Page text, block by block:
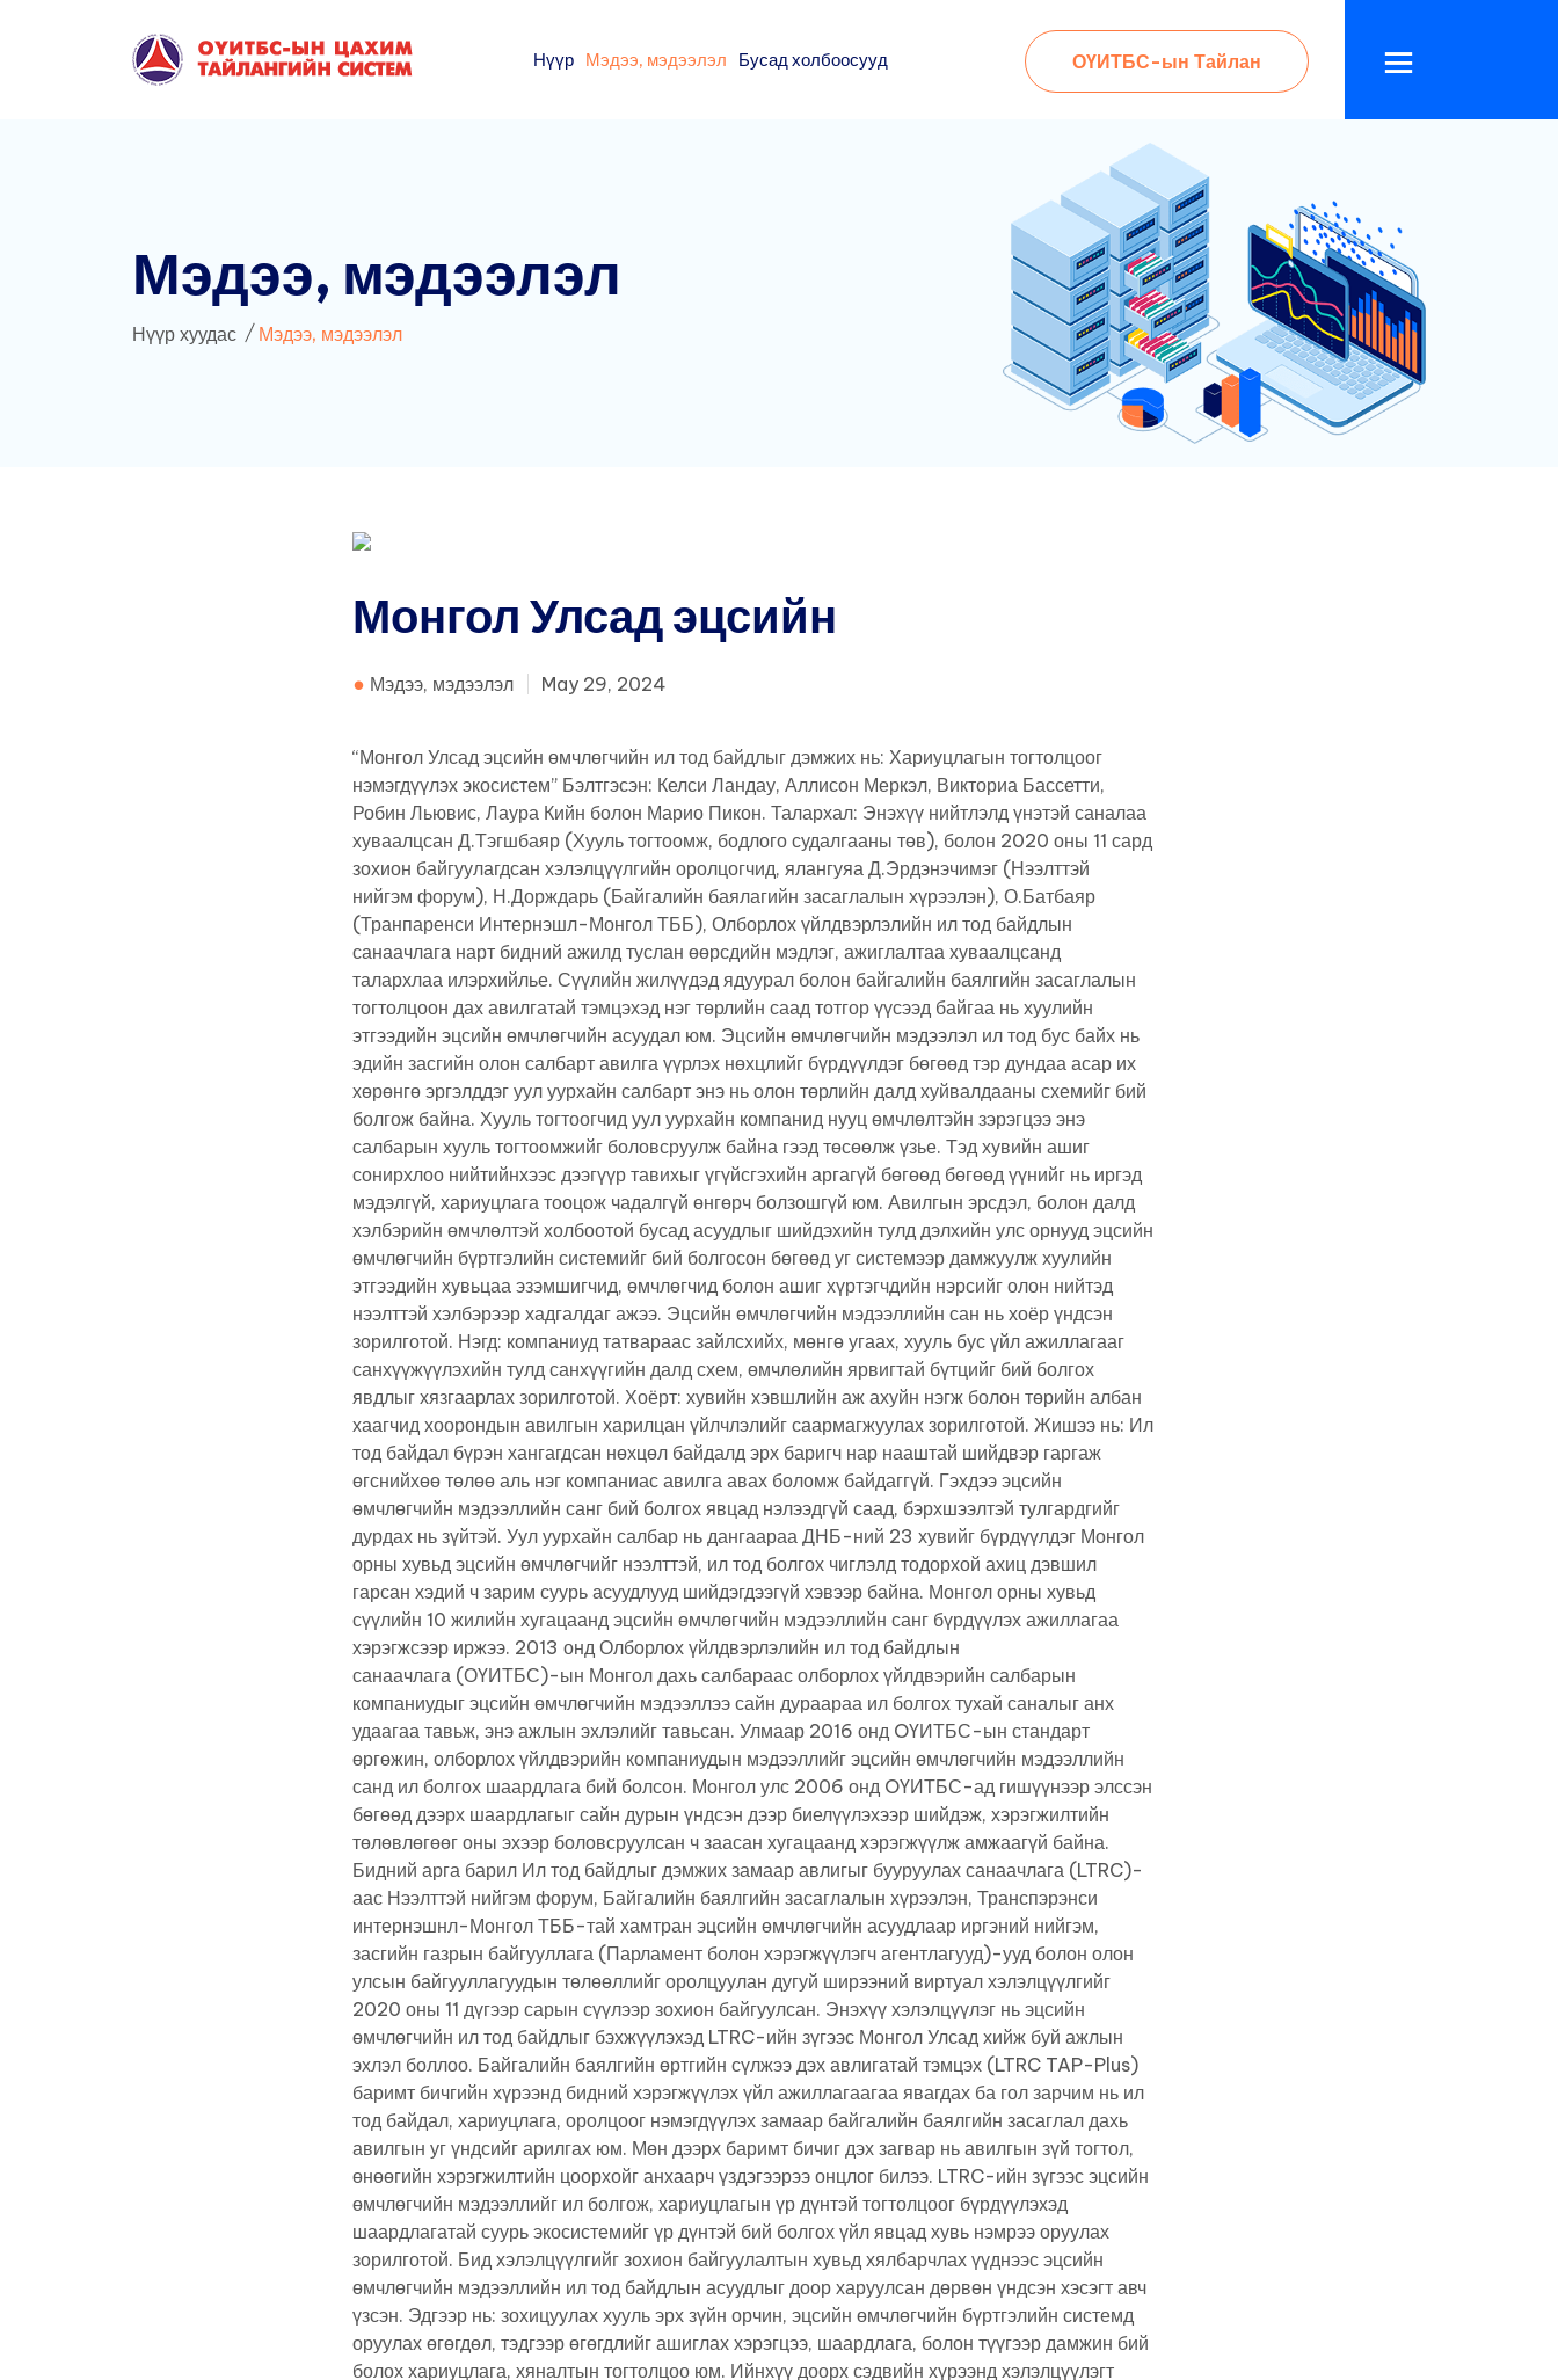
Нүүр Мэдээ, мэдээлэл Бусад холбоосууд ОҮИТБС-ын Тайлан
Мэдээ, мэдээлэл
Нүүр хуудас Мэдээ, мэдээлэл
Монгол Улсад эцсийн
өмчлөгчийн ил тод байдлыг
Мэдээ, мэдээлэл May 29, 2024
“Монгол Улсад эцсийн өмчлөгчийн ил тод байдлыг дэмжих нь: Хариуцлагын тогтолцоог
нэмэгдүүлэх экосистем” Бэлтгэсэн: Келси Ландау, Аллисон Меркэл, Викториа Бассетти,
Робин Льювис, Лаура Кийн болон Марио Пикон. Талархал: Энэхүү нийтлэлд үнэтэй саналаа
хуваалцсан Д.Тэгшбаяр (Хууль тогтоомж, бодлого судалгааны төв), болон 2020 оны 11 сард
зохион байгуулагдсан хэлэлцүүлгийн оролцогчид, ялангуяа Д.Эрдэнэчимэг (Нээлттэй
нийгэм форум), Н.Дорждарь (Байгалийн баялагийн засаглалын хүрээлэн), О.Батбаяр
(Транпаренси Интернэшл-Монгол ТББ), Олборлох үйлдвэрлэлийн ил тод байдлын
санаачлага нарт бидний ажилд туслан өөрсдийн мэдлэг, ажиглалтаа хуваалцсанд
талархлаа илэрхийлье. Сүүлийн жилүүдэд ядуурал болон байгалийн баялгийн засаглалын
тогтолцоон дах авилгатай тэмцэхэд нэг төрлийн саад тотгор үүсээд байгаа нь хуулийн
этгээдийн эцсийн өмчлөгчийн асуудал юм. Эцсийн өмчлөгчийн мэдээлэл ил тод бус байх нь
эдийн засгийн олон салбарт авилга үүрлэх нөхцлийг бүрдүүлдэг бөгөөд тэр дундаа асар их
хөрөнгө эргэлддэг уул уурхайн салбарт энэ нь олон төрлийн далд хуйвалдааны схемийг бий
болгож байна. Хууль тогтоогчид уул уурхайн компанид нууц өмчлөлтэйн зэрэгцээ энэ
салбарын хууль тогтоомжийг боловсруулж байна гээд төсөөлж үзье. Тэд хувийн ашиг
сонирхлоо нийтийнхээс дээгүүр тавихыг үгүйсгэхийн аргагүй бөгөөд бөгөөд үүнийг нь иргэд
мэдэлгүй, хариуцлага тооцож чадалгүй өнгөрч болзошгүй юм. Авилгын эрсдэл, болон далд
хэлбэрийн өмчлөлтэй холбоотой бусад асуудлыг шийдэхийн тулд дэлхийн улс орнууд эцсийн
өмчлөгчийн бүртгэлийн системийг бий болгосон бөгөөд уг системээр дамжуулж хуулийн
этгээдийн хувьцаа эзэмшигчид, өмчлөгчид болон ашиг хүртэгчдийн нэрсийг олон нийтэд
нээлттэй хэлбэрээр хадгалдаг ажээ. Эцсийн өмчлөгчийн мэдээллийн сан нь хоёр үндсэн
зорилготой. Нэгд: компаниуд татвараас зайлсхийх, мөнгө угаах, хууль бус үйл ажиллагааг
санхүүжүүлэхийн тулд санхүүгийн далд схем, өмчлөлийн ярвигтай бүтцийг бий болгох
явдлыг хязгаарлах зорилготой. Хоёрт: хувийн хэвшлийн аж ахуйн нэгж болон төрийн албан
хаагчид хоорондын авилгын харилцан үйлчлэлийг саармагжуулах зорилготой. Жишээ нь: Ил
тод байдал бүрэн хангагдсан нөхцөл байдалд эрх баригч нар нааштай шийдвэр гаргаж
өгснийхөө төлөө аль нэг компаниас авилга авах боломж байдаггүй. Гэхдээ эцсийн
өмчлөгчийн мэдээллийн санг бий болгох явцад нэлээдгүй саад, бэрхшээлтэй тулгардгийг
дурдах нь зүйтэй. Уул уурхайн салбар нь дангаараа ДНБ-ний 23 хувийг бүрдүүлдэг Монгол
орны хувьд эцсийн өмчлөгчийг нээлттэй, ил тод болгох чиглэлд тодорхой ахиц дэвшил
гарсан хэдий ч зарим суурь асуудлууд шийдэгдээгүй хэвээр байна. Монгол орны хувьд
сүүлийн 10 жилийн хугацаанд эцсийн өмчлөгчийн мэдээллийн санг бүрдүүлэх ажиллагаа
хэрэгжсээр иржээ. 2013 онд Олборлох үйлдвэрлэлийн ил тод байдлын
санаачлага (ОҮИТБС)-ын Монгол дахь салбараас олборлох үйлдвэрийн салбарын
компаниудыг эцсийн өмчлөгчийн мэдээллээ сайн дураараа ил болгох тухай саналыг анх
удаагаа тавьж, энэ ажлын эхлэлийг тавьсан. Улмаар 2016 онд OҮИТБС-ын стандарт
өргөжин, олборлох үйлдвэрийн компаниудын мэдээллийг эцсийн өмчлөгчийн мэдээллийн
санд ил болгох шаардлага бий болсон. Монгол улс 2006 онд OҮИТБС-ад гишүүнээр элссэн
бөгөөд дээрх шаардлагыг сайн дурын үндсэн дээр биелүүлэхээр шийдэж, хэрэгжилтийн
төлөвлөгөөг оны эхээр боловсруулсан ч заасан хугацаанд хэрэгжүүлж амжаагүй байна.
Бидний арга барил Ил тод байдлыг дэмжих замаар авлигыг бууруулах санаачлага (LTRC)-
аас Нээлттэй нийгэм форум, Байгалийн баялгийн засаглалын хүрээлэн, Транспэрэнси
интернэшнл-Монгол ТББ-тай хамтран эцсийн өмчлөгчийн асуудлаар иргэний нийгэм,
засгийн газрын байгууллага (Парламент болон хэрэгжүүлэгч агентлагууд)-ууд болон олон
улсын байгууллагуудын төлөөллийг оролцуулан дугуй ширээний виртуал хэлэлцүүлгийг
2020 оны 11 дүгээр сарын сүүлээр зохион байгуулсан. Энэхүү хэлэлцүүлэг нь эцсийн
өмчлөгчийн ил тод байдлыг бэхжүүлэхэд LTRC-ийн зүгээс Монгол Улсад хийж буй ажлын
эхлэл боллоо. Байгалийн баялгийн өртгийн сүлжээ дэх авлигатай тэмцэх (LTRC TAP-Plus)
баримт бичгийн хүрээнд бидний хэрэгжүүлэх үйл ажиллагаагаа явагдах ба гол зарчим нь ил
тод байдал, хариуцлага, оролцоог нэмэгдүүлэх замаар байгалийн баялгийн засаглал дахь
авилгын уг үндсийг арилгах юм. Мөн дээрх баримт бичиг дэх загвар нь авилгын зүй тогтол,
өнөөгийн хэрэгжилтийн цоорхойг анхаарч үздэгээрээ онцлог билээ. LTRC-ийн зүгээс эцсийн
өмчлөгчийн мэдээллийг ил болгож, хариуцлагын үр дүнтэй тогтолцоог бүрдүүлэхэд
шаардлагатай суурь экосистемийг үр дүнтэй бий болгох үйл явцад хувь нэмрээ оруулах
зорилготой. Бид хэлэлцүүлгийг зохион байгуулалтын хувьд хялбарчлах үүднээс эцсийн
өмчлөгчийн мэдээллийн ил тод байдлын асуудлыг доор харуулсан дөрвөн үндсэн хэсэгт авч
үзсэн. Эдгээр нь: зохицуулах хууль эрх зүйн орчин, эцсийн өмчлөгчийн бүртгэлийн системд
оруулах өгөгдөл, тэдгээр өгөгдлийг ашиглах хэрэгцээ, шаардлага, болон түүгээр дамжин бий
болох хариуцлага, хяналтын тогтолцоо юм. Ийнхүү доорх сэдвийн хүрээнд хэлэлцүүлэгт